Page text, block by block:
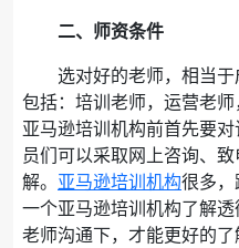
二、师资条件
选对好的老师，相当于
包括：培训老师，运营老
亚马逊培训机构前首先要
员们可以采取网上咨询、
解。 亚马逊培训机构很多
一个亚马逊培训机构了解
老师沟通下，才能更好的